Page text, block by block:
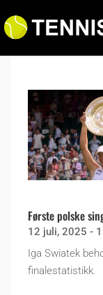
Første polske
12 juli, 2025 -
Iga Swiatek
finalestatistikk.